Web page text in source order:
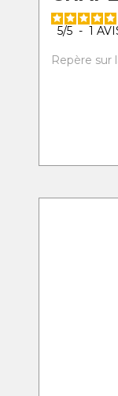
5/5 - 1
Repère sur